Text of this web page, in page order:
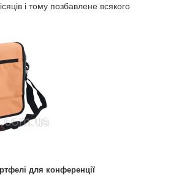
і тому позбавлене всякого
для конференції